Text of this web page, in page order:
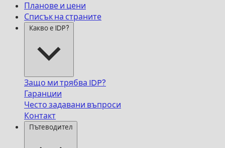
Планове и цени
Списък на страните
Какво е IDP?
Защо ми трябва IDP?
Гаранции
Често задавани въпроси
Контакт
Пътеводител